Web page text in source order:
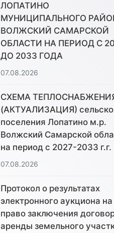
ЛОПАТИНО
МУНИЦИПАЛЬНОГО
ВОЛЖСКИЙ САМАРСКОЙ
ОБЛАСТИ НА ПЕРИОД С
ДО 2033 ГОДА
07.08.2026
СХЕМА
(АКТУАЛИЗАЦИЯ)
поселения Лопатино м.р.
Волжский Самарской
на период с 2027-2033 г.г.
07.08.2026
Протокол о результатах
электронного аукциона на
право заключения
аренды земельного